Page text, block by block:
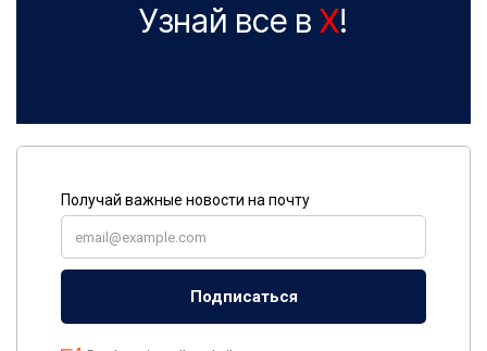
Узнай все в X!